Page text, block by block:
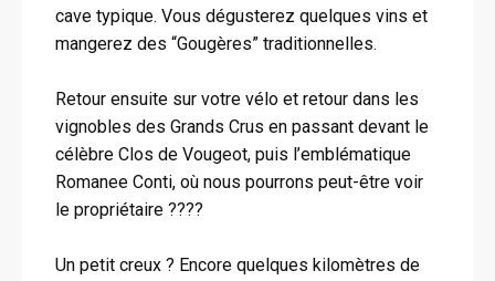
cave typique. Vous dégusterez quelques vins et
mangerez des “Gougères” traditionnelles.
Retour ensuite sur votre vélo et retour dans les
vignobles des Grands Crus en passant devant le
célèbre Clos de Vougeot, puis l’emblématique
Romanee Conti, où nous pourrons peut-être voir
le propriétaire ????
Un petit creux ? Encore quelques kilomètres de